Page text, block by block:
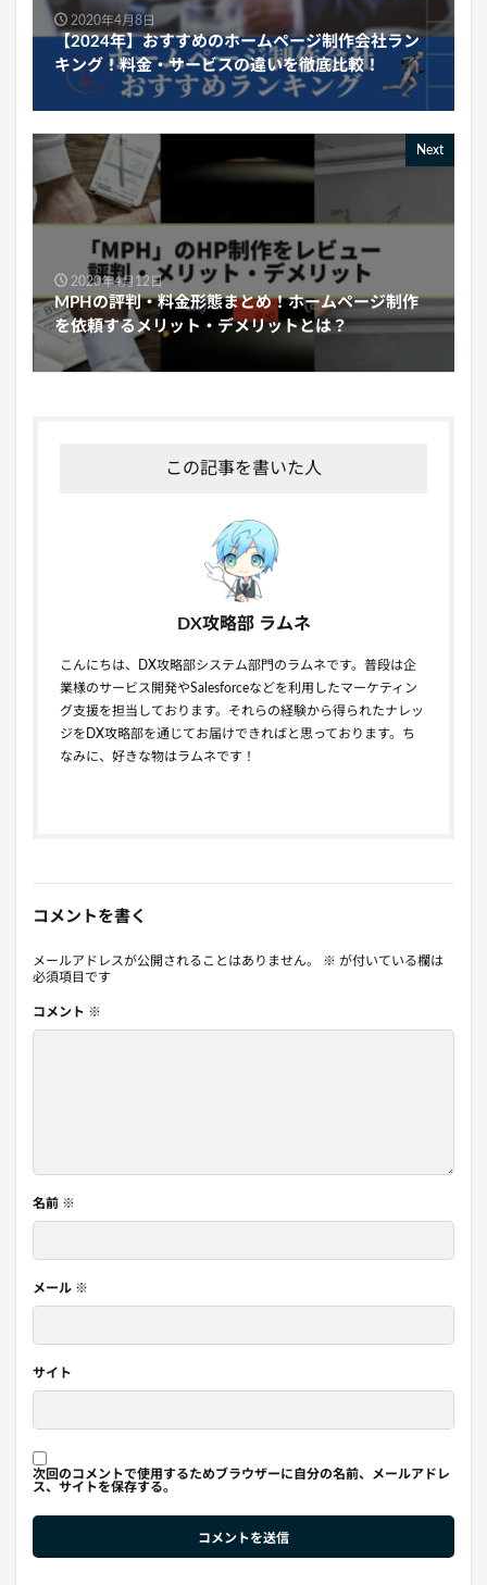
2020年4月8日
【2024年】おすすめのホームページ制作会社ラン
キング！料金・サービスの違いを徹底比較！
Next
2020年4月12日
MPHの評判・料金形態まとめ！ホームページ制作
を依頼するメリット・デメリットとは？
この記事を書いた人
DX攻略部 ラムネ
こんにちは、DX攻略部システム部門のラムネです。普段は企
業様のサービス開発やSalesforceなどを利用したマーケティン
グ支援を担当しております。それらの経験から得られたナレッ
ジをDX攻略部を通じてお届けできればと思っております。ち
なみに、好きな物はラムネです！
コメントを書く
メールアドレスが公開されることはありません。 ※ が付いている欄は
必須項目です
コメント ※
名前 ※
メール ※
サイト
次回のコメントで使用するためブラウザーに自分の名前、メールアドレ
ス、サイトを保存する。